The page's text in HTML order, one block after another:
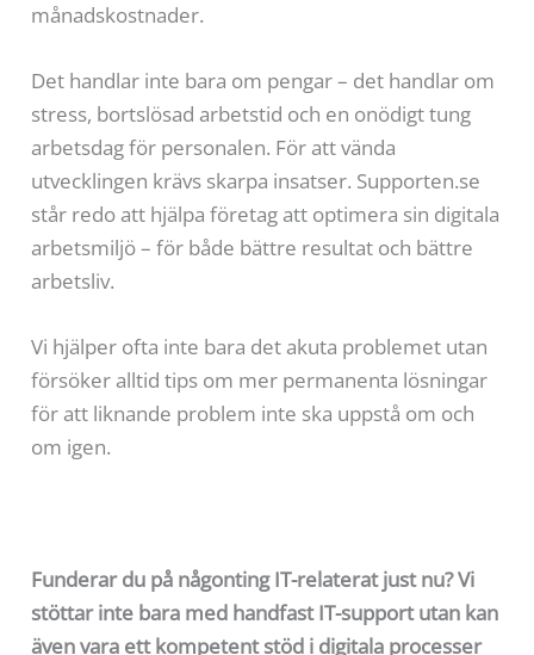
månadskostnader.
Det handlar inte bara om pengar – det handlar om
stress, bortslösad arbetstid och en onödigt tung
arbetsdag för personalen. För att vända
utvecklingen krävs skarpa insatser. Supporten.se
står redo att hjälpa företag att optimera sin digitala
arbetsmiljö – för både bättre resultat och bättre
arbetsliv.
Vi hjälper ofta inte bara det akuta problemet utan
försöker alltid tips om mer permanenta lösningar
för att liknande problem inte ska uppstå om och
om igen.
Funderar du på någonting IT-relaterat just nu? Vi
stöttar inte bara med handfast IT-support utan kan
även vara ett kompetent stöd i digitala processer